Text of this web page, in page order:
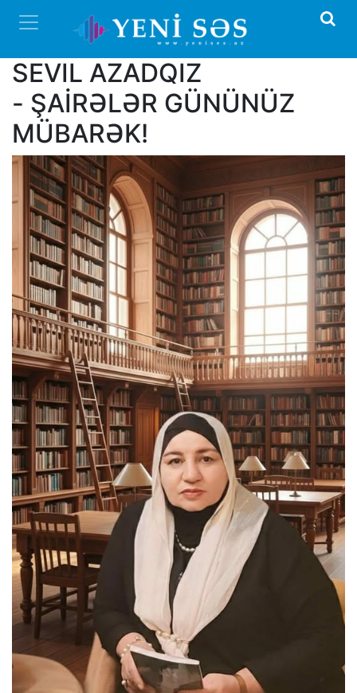
SEVIL AZADQIZ
- ŞAİRƏLƏR GÜNÜNÜZ
MÜBARƏK!